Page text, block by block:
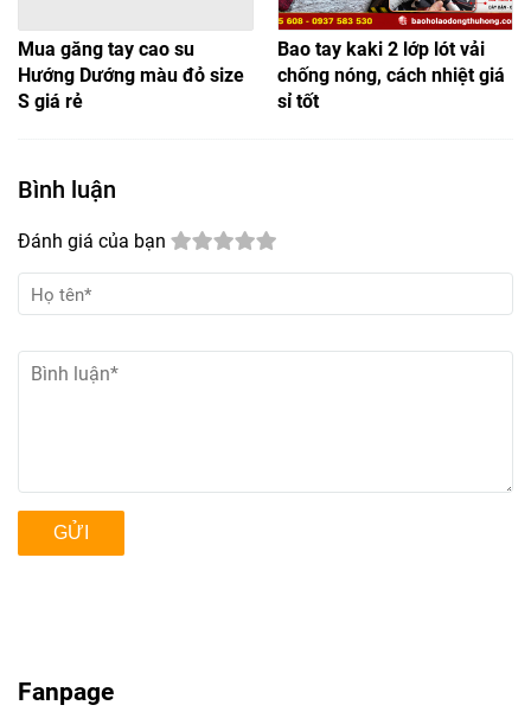
Mua găng tay cao su
Hướng Dướng màu đỏ size
S giá rẻ
Bao tay kaki 2 lớp lót vải
chống nóng, cách nhiệt giá
sỉ tốt
Bình luận
Đánh giá của bạn
GỬI
Fanpage